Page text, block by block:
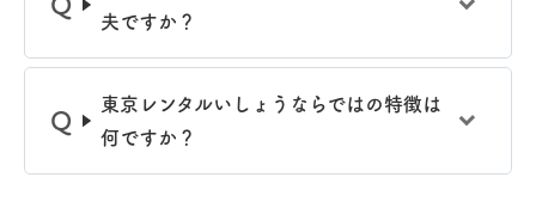
夫ですか？
東京レンタルいしょうならではの特徴は
何ですか？